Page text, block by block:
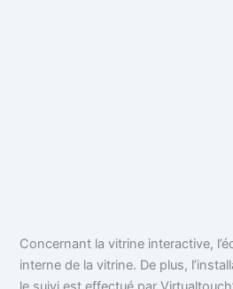
Concernant la vitrine interactive,
interne de la vitrine. De plus,